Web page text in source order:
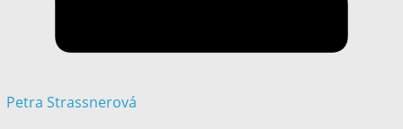
Petra Strassnerová